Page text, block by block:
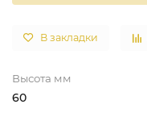
В закладки
Высота мм
60